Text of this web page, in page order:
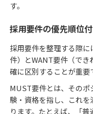
す。
採用要件の優先順位
採用要件を整理する際
件）とWANT要件（で
確に区別することが重要
MUST要件とは、その
験・資格を指し、これ
ります。たとえば、「